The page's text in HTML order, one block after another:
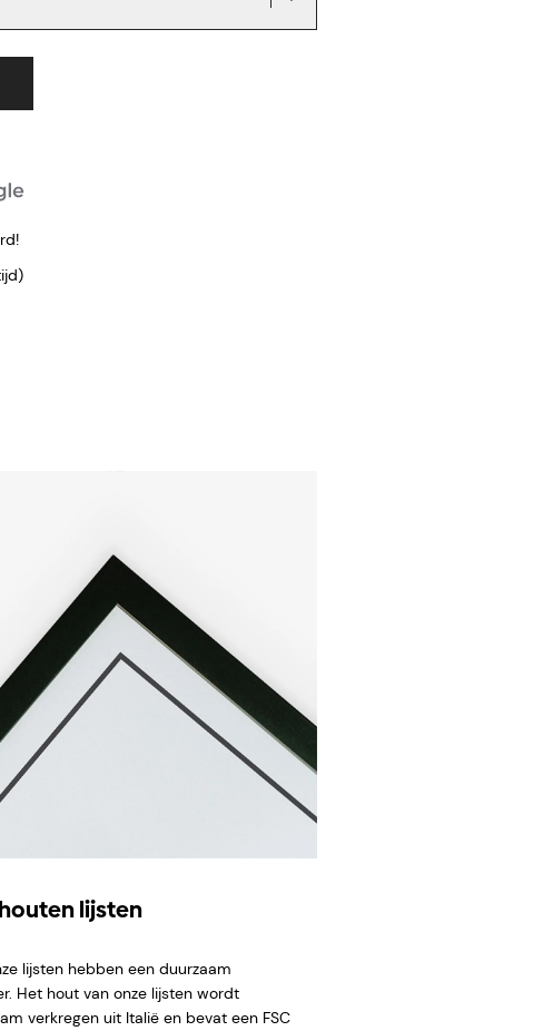
lijsten
lijsten hebben een duurzaam
Het hout van onze lijsten wordt
verkregen uit Italië en bevat een FSC